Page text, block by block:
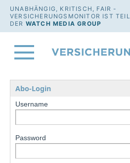
UNABHÄNGIG, KRITISCH, FAIR -
VERSICHERUNGSMONITOR IST TEIL
DER WATCH MEDIA GROUP
Abo-Login
Username
Password